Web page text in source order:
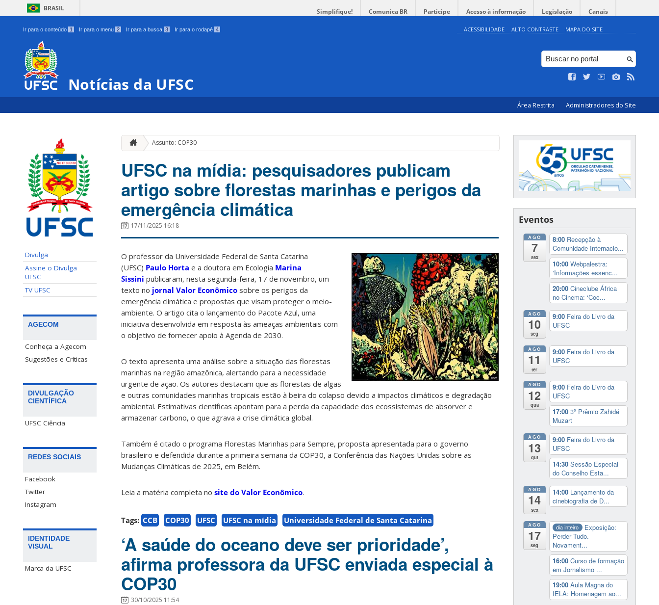
BRASIL Simplifique! Comunica BR Participe Acesso à informação Legislação Canais
Ir para o conteúdo 1 Ir para o menu 2 Ir para a busca 3 Ir para o rodapé 4 ACESSIBILIDADE ALTO CONTRASTE MAPA DO SITE
Notícias da UFSC
Área Restrita Administradores do Site
Divulga
Assine o Divulga
UFSC
TV UFSC
AGECOM
Conheça a Agecom
Sugestões e Críticas
DIVULGAÇÃO
CIENTÍFICA
UFSC Ciência
REDES SOCIAIS
Facebook
Twitter
Instagram
IDENTIDADE
VISUAL
Marca da UFSC
Assunto: COP30
UFSC na mídia: pesquisadores publicam
artigo sobre florestas marinhas e perigos da
emergência climática
17/11/2025 16:18
O professor da Universidade Federal de Santa Catarina
(UFSC) Paulo Horta e a doutora em Ecologia Marina
Sissini publicaram, nesta segunda-feira, 17 de novembro, um
texto no jornal Valor Econômico sobre os perigos da
emergência climática e propostas que visam proteger o meio-
ambiente. O artigo cita o lançamento do Pacote Azul, uma
iniciativa desenvolvida em resposta às ameaças ambientais com
o objetivo de fornecer apoio à Agenda de 2030.
O texto apresenta uma análise sobre a situação das florestas
marinhas na região amazônica, alertando para a necessidade
urgente de ação. Os autores destacam que as florestas de algas
e outras comunidades marinhas tropicais estão à beira do colapso devido a impactos climáticos e degradação
ambiental. Estimativas científicas apontam para a perda da capacidade dos ecossistemas de absorver e
armazenar carbono, o que agrava a crise climática global.
Também é citado o programa Florestas Marinhas para Sempre, proposta apresentada para o governo
brasileiro e defendida durante a primeira semana da COP30, a Conferência das Nações Unidas sobre as
Mudanças Climáticas de 2025, em Belém.
Leia a matéria completa no site do Valor Econômico.
Tags: CCB COP30 UFSC UFSC na mídia Universidade Federal de Santa Catarina
‘A saúde do oceano deve ser prioridade’,
afirma professora da UFSC enviada especial à
COP30
30/10/2025 11:54
Eventos
AGO
7
sex
8:00 Recepção à
Comunidade Internacio...
10:00 Webpalestra:
‘Informações essenc...
20:00 Cineclube África
no Cinema: ‘Coc...
AGO
10
seg
9:00 Feira do Livro da
UFSC
AGO
11
ter
9:00 Feira do Livro da
UFSC
AGO
12
qua
9:00 Feira do Livro da
UFSC
17:00 3º Prêmio Zahidé
Muzart
AGO
13
qui
9:00 Feira do Livro da
UFSC
14:30 Sessão Especial
do Conselho Esta...
AGO
14
sex
14:00 Lançamento da
cinebiografia de D...
AGO
17
seg
dia inteiro
Exposição:
Perder Tudo.
Novament...
16:00 Curso de formação
em Jornalismo ...
19:00 Aula Magna do
IELA: Homenagem ao...